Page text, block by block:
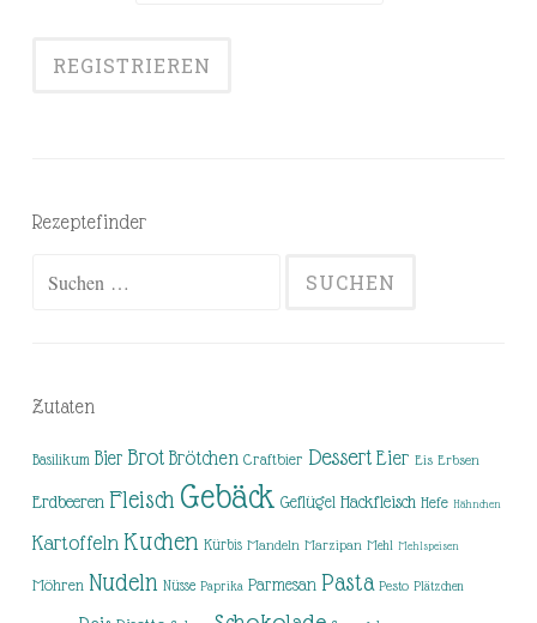
Rezeptefinder
Zutaten
Basilikum Bier Brot Brötchen Craftbier Dessert Eier Eis Erbsen
Erdbeeren Fleisch Gebäck Geflügel Hackfleisch Hefe Hähnchen
Kartoffeln Kuchen Kürbis Mandeln Marzipan Mehl Mehlspeisen
Möhren Nudeln Nüsse Paprika Parmesan Pasta Pesto Plätzchen